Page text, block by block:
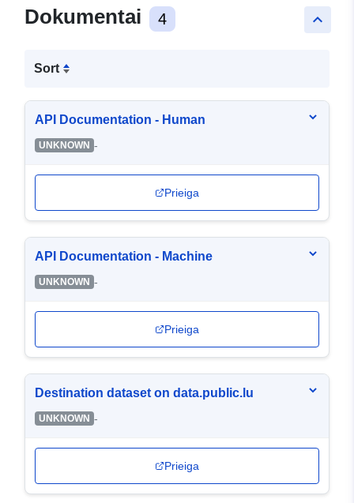
keyboard_arrow_up
Dokumentai 4
Sort
API Documentation - Human
UNKNOWN -
Prieiga
API Documentation - Machine
UNKNOWN -
Prieiga
Destination dataset on data.public.lu
UNKNOWN -
Prieiga